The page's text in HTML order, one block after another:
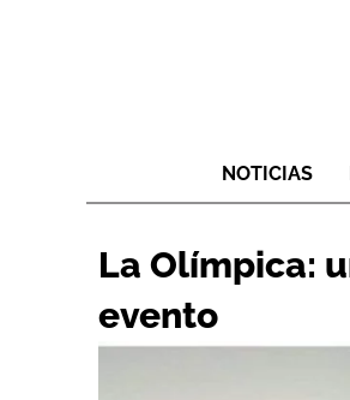
NOTICIAS
La Olímpica:
evento